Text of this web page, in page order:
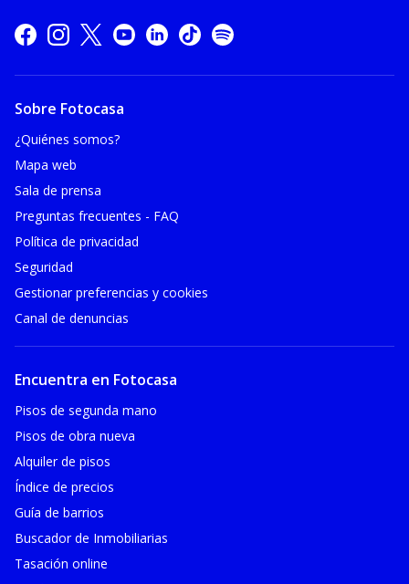
Sobre Fotocasa
¿Quiénes somos?
Mapa web
Sala de prensa
Preguntas frecuentes - FAQ
Política de privacidad
Seguridad
Gestionar preferencias y cookies
Canal de denuncias
Encuentra en Fotocasa
Pisos de segunda mano
Pisos de obra nueva
Alquiler de pisos
Índice de precios
Guía de barrios
Buscador de Inmobiliarias
Tasación online